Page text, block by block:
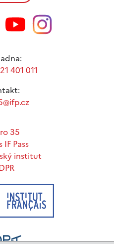
401 011
35
IF Pass
institut